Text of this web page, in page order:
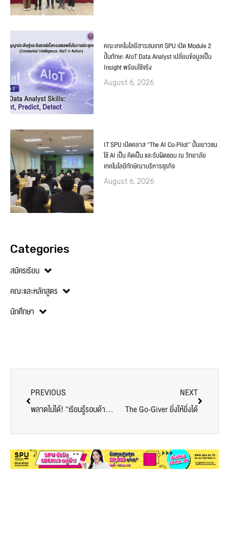
คณะเทคโนโลยีสารสนเทศ SPU เปิด Module 2
ปั้นทักษะ AIoT Data Analyst เปลี่ยนข้อมูลเป็น
Insight พร้อมใช้จริง
August 6, 2026
IT SPU เปิดคลาส “The AI Co-Pilot” ปั้นเยาวชน
ใช้ AI เป็น คิดเป็น และรับผิดชอบ ณ วิทยาลัย
เทคโนโลยีทักษิณาบริหารธุรกิจ
August 6, 2026
Categories
สมัครเรียน
คณะและหลักสูตร
นักศึกษา
PREVIOUS
พลาดไม่ได้! “เรียนรู้รอบด้าน คน งาน ระบบ” สมัครเรียน ป.โท M.M. SPU วันนี้ – 31 พ.ค. 63 รับทุนสนับสนุน 20,000 บาท*
NEXT
The Go-Giver ยิ่งให้ยิ่งได้